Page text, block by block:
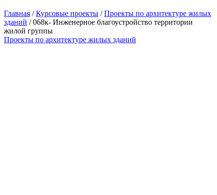
Главная /Курсовые проекты /Проекты по архитектуре жилых
зданий / 068к- Инженерное благоустройство территории
жилой группы
Проекты по архитектуре жилых зданий